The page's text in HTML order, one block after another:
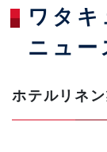
ワタ
ニュー
ホテルリネ